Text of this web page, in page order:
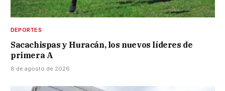
DEPORTES
Sacachispas y Huracán, los nuevos líderes de
primera A
8 de agosto de 2026